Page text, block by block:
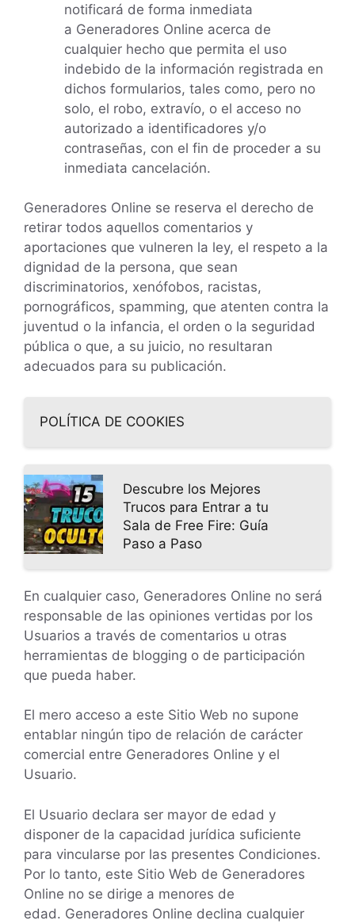
notificará de forma inmediata
a Generadores Online acerca de
cualquier hecho que permita el uso
indebido de la información registrada en
dichos formularios, tales como, pero no
solo, el robo, extravío, o el acceso no
autorizado a identificadores y/o
contraseñas, con el fin de proceder a su
inmediata cancelación.
Generadores Online se reserva el derecho de
retirar todos aquellos comentarios y
aportaciones que vulneren la ley, el respeto a la
dignidad de la persona, que sean
discriminatorios, xenófobos, racistas,
pornográficos, spamming, que atenten contra la
juventud o la infancia, el orden o la seguridad
pública o que, a su juicio, no resultaran
adecuados para su publicación.
POLÍTICA DE COOKIES
Descubre los Mejores
Trucos para Entrar a tu
Sala de Free Fire: Guía
Paso a Paso
En cualquier caso, Generadores Online no será
responsable de las opiniones vertidas por los
Usuarios a través de comentarios u otras
herramientas de blogging o de participación
que pueda haber.
El mero acceso a este Sitio Web no supone
entablar ningún tipo de relación de carácter
comercial entre Generadores Online y el
Usuario.
El Usuario declara ser mayor de edad y
disponer de la capacidad jurídica suficiente
para vincularse por las presentes Condiciones.
Por lo tanto, este Sitio Web de Generadores
Online no se dirige a menores de
edad. Generadores Online declina cualquier